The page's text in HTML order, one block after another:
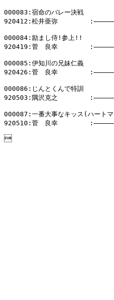
000083:宿命のバレー決戦
920412:松井亜弥
000084:励まし侍!参上!!
920419:菅　良幸
000085:伊知川の兄妹仁義
920426:菅　良幸
000086:じんとくんで特訓
920503:隅沢克之
000087:一番大事なキッス(ハート
